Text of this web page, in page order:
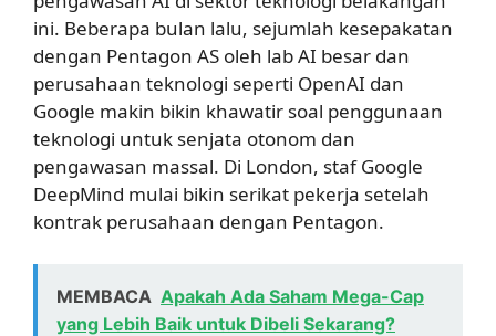
ini. Beberapa bulan lalu, sejumlah kesepakatan
dengan Pentagon AS oleh lab AI besar dan
perusahaan teknologi seperti OpenAI dan
Google makin bikin khawatir soal penggunaan
teknologi untuk senjata otonom dan
pengawasan massal. Di London, staf Google
DeepMind mulai bikin serikat pekerja setelah
kontrak perusahaan dengan Pentagon.
MEMBACA Apakah Ada Saham Mega-Cap
yang Lebih Baik untuk Dibeli Sekarang?